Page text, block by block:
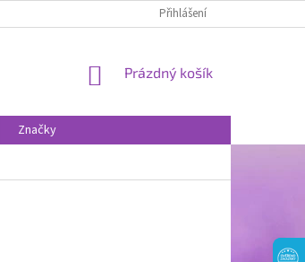
Přihlášení
NÁKUPNÍ
Prázdný košík
Značky